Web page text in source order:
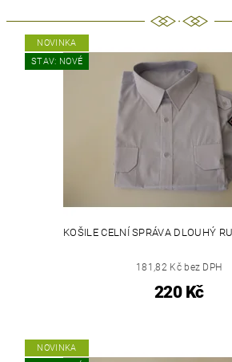
NOVINKA
STAV: NOVÉ
KOŠILE CELNÍ SPRÁVA DLOUHÝ
181,82 Kč bez DPH
220 Kč
NOVINKA